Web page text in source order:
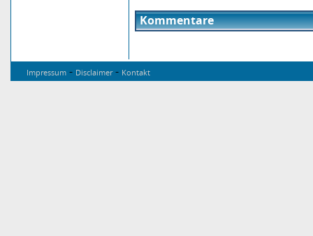
Kommentare
Impressum - Disclaimer- Kontakt